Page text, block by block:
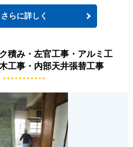
さらに詳しく
み・左官工事・アルミ工
工事・内部天井張替工事